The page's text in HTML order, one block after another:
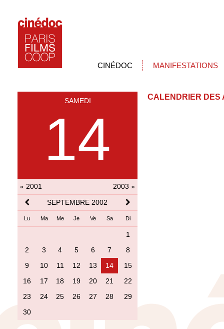
CINÉDOC MANIFESTATIONS
SAMEDI
14
« 2001
2003 »
SEPTEMBRE 2002
Lu Ma Me Je Ve Sa Di
1
2
3 4 5 6 7
8
9
10 11 12 13 14
15
16
17 18 19 20 21
22
23
24 25 26 27 28
29
30
CALENDRIER DES